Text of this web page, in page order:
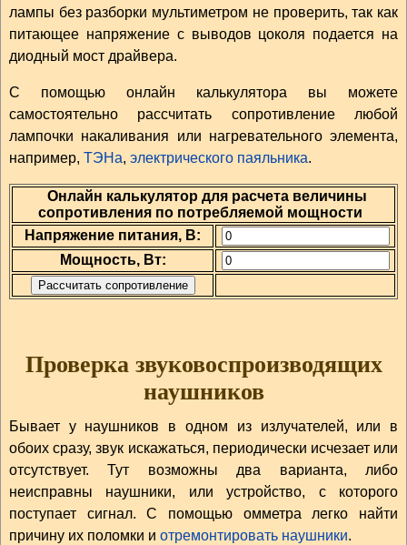
лампы без разборки мультиметром не проверить, так как
питающее напряжение с выводов цоколя подается на
диодный мост драйвера.
С помощью онлайн калькулятора вы можете
самостоятельно рассчитать сопротивление любой
лампочки накаливания или нагревательного элемента,
например, ТЭНа, электрического паяльника.
Онлайн калькулятор для расчета величины
сопротивления по потребляемой мощности
Напряжение питания, В:
Мощность, Вт:
Проверка звуковоспроизводящих
наушников
Бывает у наушников в одном из излучателей, или в
обоих сразу, звук искажаться, периодически исчезает или
отсутствует. Тут возможны два варианта, либо
неисправны наушники, или устройство, с которого
поступает сигнал. С помощью омметра легко найти
причину их поломки и отремонтировать наушники.